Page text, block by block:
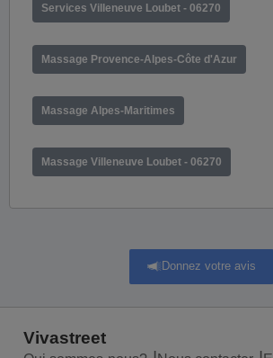
Services Villeneuve Loubet - 06270
Massage Provence-Alpes-Côte d'Azur
Massage Alpes-Maritimes
Massage Villeneuve Loubet - 06270
Donnez votre avis
Vivastreet